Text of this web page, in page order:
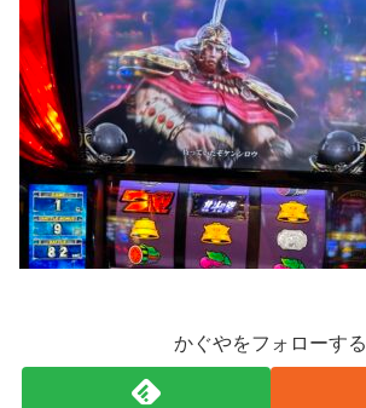
かぐやをフォローする